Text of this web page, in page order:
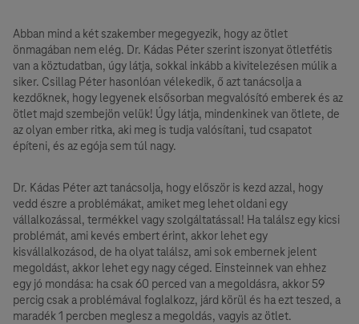
Abban mind a két szakember megegyezik, hogy az ötlet
önmagában nem elég. Dr. Kádas Péter szerint iszonyat ötletfétis
van a köztudatban, úgy látja, sokkal inkább a kivitelezésen múlik a
siker. Csillag Péter hasonlóan vélekedik, ő azt tanácsolja a
kezdőknek, hogy legyenek elsősorban megvalósító emberek és az
ötlet majd szembejön velük! Úgy látja, mindenkinek van ötlete, de
az olyan ember ritka, aki meg is tudja valósítani, tud csapatot
építeni, és az egója sem túl nagy.
Dr. Kádas Péter azt tanácsolja, hogy először is kezd azzal, hogy
vedd észre a problémákat, amiket meg lehet oldani egy
vállalkozással, termékkel vagy szolgáltatással! Ha találsz egy kicsi
problémát, ami kevés embert érint, akkor lehet egy
kisvállalkozásod, de ha olyat találsz, ami sok embernek jelent
megoldást, akkor lehet egy nagy céged. Einsteinnek van ehhez
egy jó mondása: ha csak 60 perced van a megoldásra, akkor 59
percig csak a problémával foglalkozz, járd körül és ha ezt teszed, a
maradék 1 percben meglesz a megoldás, vagyis az ötlet.